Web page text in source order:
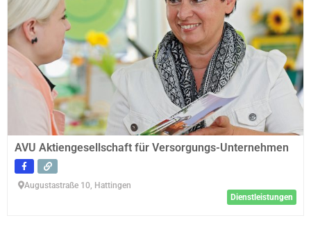
AVU Aktiengesellschaft für Versorgungs-Unternehmen
Augustastraße 10, Hattingen
Dienstleistungen